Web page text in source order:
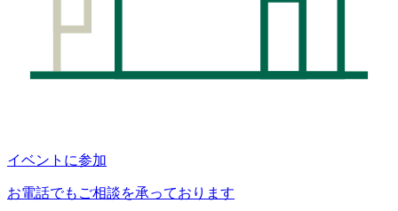
イベントに参加
お電話でもご相談を承っております